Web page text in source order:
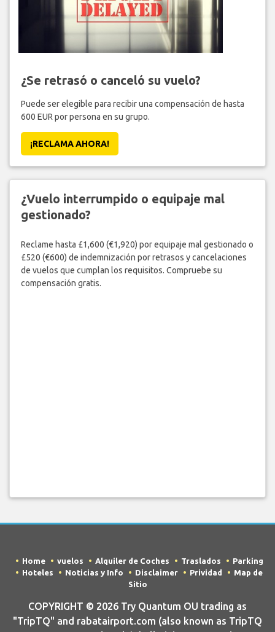
¿Se retrasó o canceló su vuelo?
Puede ser elegible para recibir una compensación de hasta
600 EUR por persona en su grupo.
¡RECLAMA AHORA!
¿Vuelo interrumpido o equipaje mal
gestionado?
Reclame hasta £1,600 (€1,920) por equipaje mal gestionado o
£520 (€600) de indemnización por retrasos y cancelaciones
de vuelos que cumplan los requisitos. Compruebe su
compensación gratis.
Home vuelos Alquiler de Coches Traslados
Parking
Hoteles
Noticias y Info Disclaimer Prividad
Map de
Sitio
COPYRIGHT © 2026 Try Quantum OU trading as
"TripTQ" and rabatairport.com (also known as TripTQ